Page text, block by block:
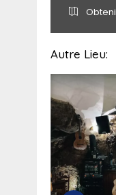
Autre Lieu: